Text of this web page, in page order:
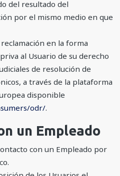
del resultado del
por el mismo medio en que
en la forma
al Usuario de su derecho
de resolución de
a través de la plataforma
disponible
odr/.
un Empleado
con un Empleado por